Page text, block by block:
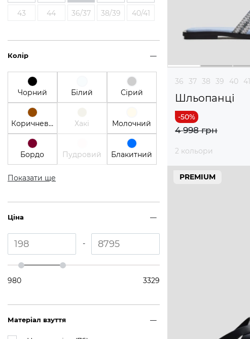
43
44 36/37 38/39 40/41
Колір
Чорний Білий Сірий
Коричневий Хакі Молочний
Бордо Пудровий Блакитний
Показати ще
Ціна
-
980 3329
Матеріал взуття
36 37 38 39 40 41
Шльопанці
4 998 грн
2 кольори
PREMIUM